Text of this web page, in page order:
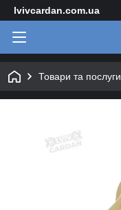
lvivcardan.com.ua
Товари та послуги